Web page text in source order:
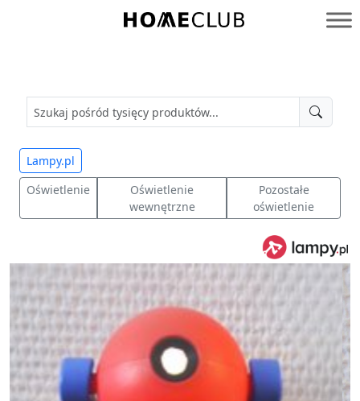
Homeclub
Lampy.pl
Oświetlenie
Oświetlenie
wewnętrzne
Pozostałe
oświetlenie